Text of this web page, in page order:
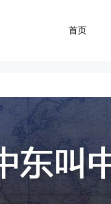
首页